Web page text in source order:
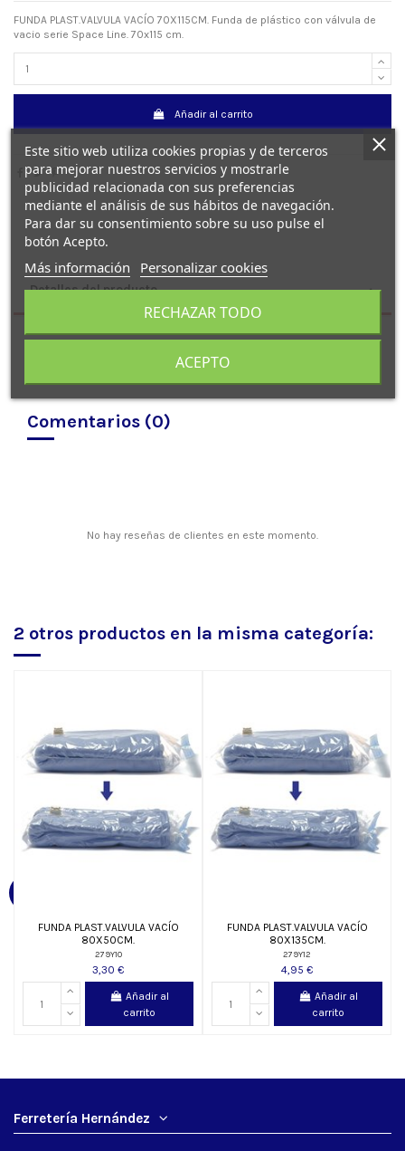
FUNDA PLAST.VALVULA VACÍO 70X115CM. Funda de plástico con válvula de
vacio serie Space Line. 70x115 cm.
Añadir al carrito
Detalles del producto
Comentarios (0)
No hay reseñas de clientes en este momento.
2 otros productos en la misma categoría:
FUNDA PLAST.VALVULA VACÍO
80X50CM.
279Y10
3,30 €
Añadir al
carrito
FUNDA PLAST.VALVULA VACÍO
80X135CM.
279Y12
4,95 €
Añadir al
carrito
Ferretería Hernández
Este sitio web utiliza cookies propias y de terceros
para mejorar nuestros servicios y mostrarle
publicidad relacionada con sus preferencias
mediante el análisis de sus hábitos de navegación.
Para dar su consentimiento sobre su uso pulse el
botón Acepto.
Más información Personalizar cookies
RECHAZAR TODO
ACEPTO